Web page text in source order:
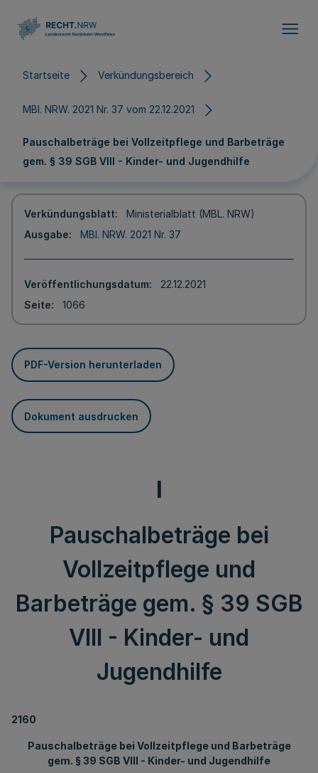
Startseite Verkündungsbereich
MBl. NRW. 2021 Nr. 37 vom 22.12.2021
Pauschalbeträge bei Vollzeitpflege und Barbeträge
gem. § 39 SGB VIII - Kinder- und Jugendhilfe
Verkündungsblatt
Ministerialblatt (MBL. NRW)
Ausgabe
MBl. NRW. 2021 Nr. 37
Veröffentlichungsdatum
22.12.2021
Seite
1066
PDF-Version herunterladen
Dokument ausdrucken
I
Pauschalbeträge bei
Vollzeitpflege und
Barbeträge gem. § 39 SGB
VIII - Kinder- und
Jugendhilfe
2160
Pauschalbeträge bei Vollzeitpflege und Barbeträge
gem. § 39 SGB VIII - Kinder- und Jugendhilfe